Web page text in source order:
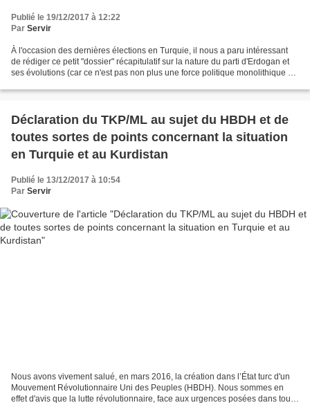
Publié le 19/12/2017 à 12:22
Par Servir
À l'occasion des dernières élections en Turquie, il nous a paru intéressant
de rédiger ce petit "dossier" récapitulatif sur la nature du parti d'Erdogan et
ses évolutions (car ce n'est pas non plus une force politique monolithique et
Déclaration du TKP/ML au sujet du HBDH et de
toutes sortes de points concernant la situation
en Turquie et au Kurdistan
Publié le 13/12/2017 à 10:54
Par Servir
Nous avons vivement salué, en mars 2016, la création dans l’État turc d'un
Mouvement Révolutionnaire Uni des Peuples (HBDH). Nous sommes en
effet d'avis que la lutte révolutionnaire, face aux urgences posées dans tous